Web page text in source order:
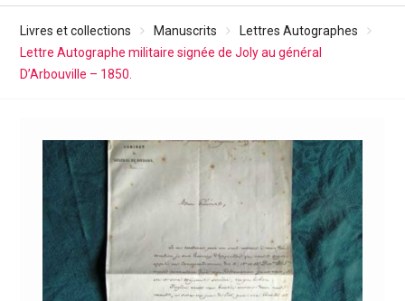
Livres et collections Manuscrits
Lettres Autographes
Lettre Autographe militaire signée de Joly au général
D’Arbouville – 1850.